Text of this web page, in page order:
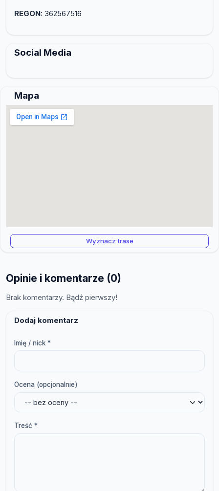
REGON: 362567516
Social Media
Mapa
Wyznacz trase
Opinie i komentarze (0)
Brak komentarzy. Bądź pierwszy!
Dodaj komentarz
Imię / nick *
Ocena (opcjonalnie)
Treść *